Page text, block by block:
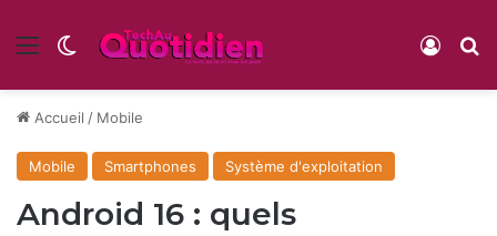
Menu Switch skin
Accueil / Mobile
Mobile Smartphones Système d'exploitation
Android 16 : quels